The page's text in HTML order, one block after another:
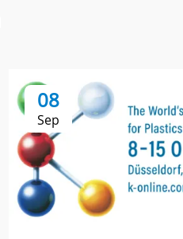
08
Sep